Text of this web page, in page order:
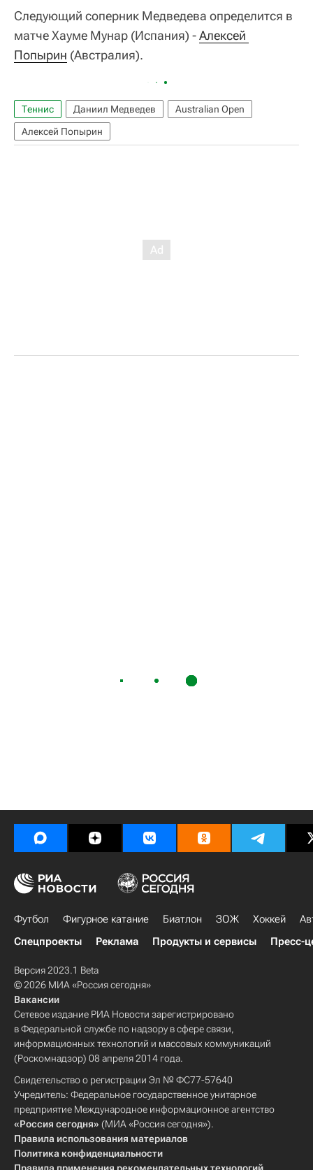
Следующий соперник Медведева определится в
матче Хауме Мунар (Испания) -Алексей
Попырин (Австралия).
Теннис Даниил Медведев
Australian Open
Алексей Попырин
Футбол Фигурное катание Биатлон ЗОЖ Хоккей
Спецпроекты
Реклама Продукты и сервисы Пресс-
Версия 2023.1 Beta
© 2026 МИА «Россия сегодня»
Вакансии
Сетевое издание РИА Новости зарегистрировано
в Федеральной службе по надзору в сфере связи,
информационных технологий и массовых коммуникаций
(Роскомнадзор) 08 апреля 2014 года.
Свидетельство о регистрации Эл № ФС77-57640
Учредитель: Федеральное государственное унитарное
предприятие Международное информационное агентство
«Россия сегодня» (МИА «Россия сегодня»).
Правила использования материалов
Политика конфиденциальности